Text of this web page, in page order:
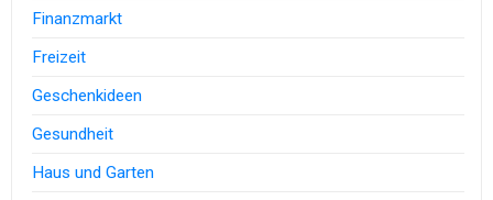
Finanzmarkt
Freizeit
Geschenkideen
Gesundheit
Haus und Garten